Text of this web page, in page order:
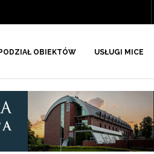
PODZIAŁ OBIEKTÓW USŁUGI MICE